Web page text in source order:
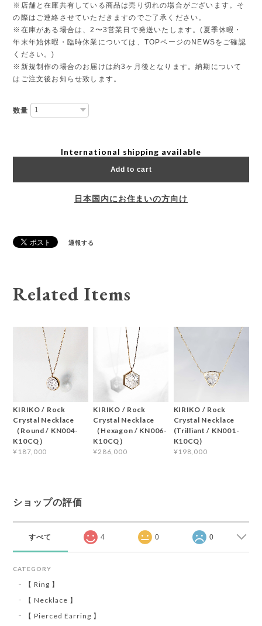
※店舗と在庫共有している商品は売り切れの場合がございます。そ
の際はご連絡させていただきますのでご了承ください。
※在庫がある場合は、2〜3営業日で発送いたします。(夏季休暇・
年末年始休暇・臨時休業については、TOPページのNEWSをご確認
ください。)
※新規制作の場合のお届けは約3ヶ月後となります。納期について
はご注文後お知らせ致します。
数量
International shipping available
Add to cart
日本国内にお住まいの方向け
通報する
Related Items
KIRIKO / Rock
Crystal Necklace
（Round / KN004-
K10CQ）
¥187,000
KIRIKO / Rock
Crystal Necklace
（Hexagon / KN006-
K10CQ）
¥286,000
KIRIKO / Rock
Crystal Necklace
(Trilliant / KN001-
K10CQ)
¥198,000
ショップの評価
すべて 4 0 0
CATEGORY
【 Ring 】
【 Necklace 】
【 Pierced Earring 】